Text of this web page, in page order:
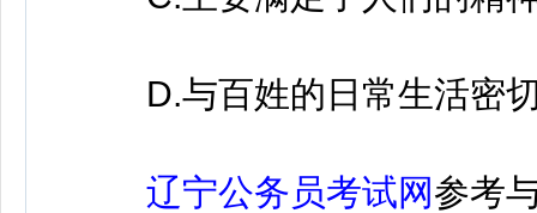
D.与百姓的日常生活密
辽宁公务员考试网参考